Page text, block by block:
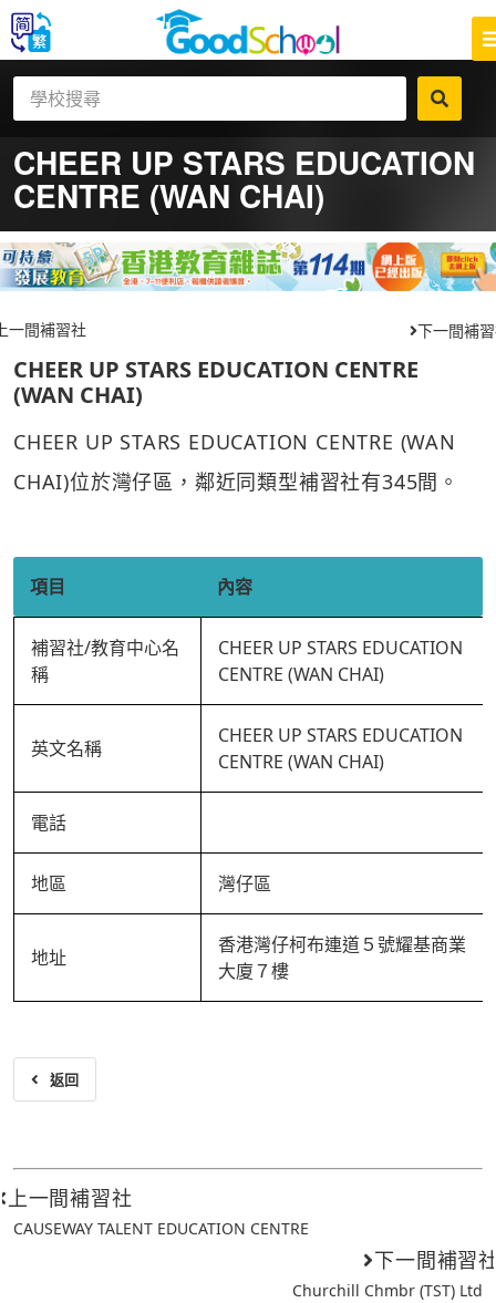
CHEER UP STARS EDUCATION
CENTRE (WAN CHAI)
一間補習社 下一間補
CHEER UP STARS EDUCATION CENTRE
(WAN CHAI)
CHEER UP STARS EDUCATION CENTRE (WAN
CHAI)位於灣仔區，鄰近同類型補習社有345間。
項目 內容
補習社/教育中心名
稱
CHEER UP STARS EDUCATION
CENTRE (WAN CHAI)
英文名稱
CHEER UP STARS EDUCATION
CENTRE (WAN CHAI)
電話
地區 灣仔區
地址
香港灣仔柯布連道５號耀基商業
大廈７樓
返回
上一間補習社
CAUSEWAY TALENT EDUCATION CENTRE
下一間補習
Churchill Chmbr (TST) Ltd